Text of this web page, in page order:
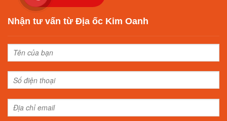
Nhận tư vấn từ Địa ốc Kim Oanh